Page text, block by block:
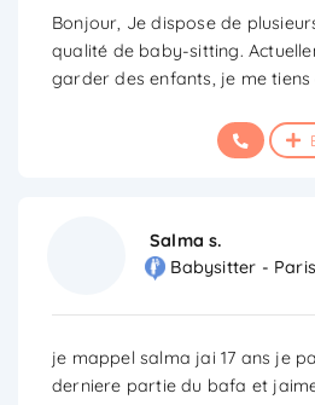
Bonjour, Je dispose de
qualité de baby-sitting.
garder des enfants, je me
Salma s.
Babysitter - Paris
je mappel salma jai 17 ans je
derniere partie du bafa et